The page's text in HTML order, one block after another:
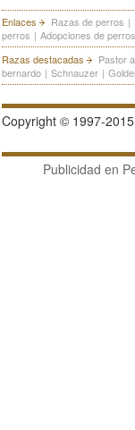
Enlaces Razas de perros |
perros | Adopciones de perros
Razas destacadas
Pastor
bernardo | Schnauzer |
Copyright © 1997-
Publicidad en